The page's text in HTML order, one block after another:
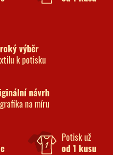
výběr
k potisku
návrh
na míru
Potisk už
od 1 kusu